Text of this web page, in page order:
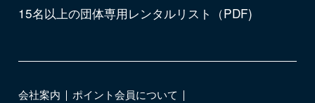
15名以上の団体専用レンタルリスト（PDF)
会社案内
ポイント会員について